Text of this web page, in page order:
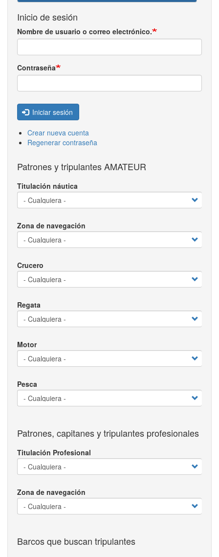
Inicio de sesión
Nombre de usuario o correo electrónico.
Contraseña
Iniciar sesión
Crear nueva cuenta
Regenerar contraseña
Patrones y tripulantes AMATEUR
Titulación náutica
Zona de navegación
Crucero
Regata
Motor
Pesca
Patrones, capitanes y tripulantes profesionales
Titulación Profesional
Zona de navegación
Barcos que buscan tripulantes